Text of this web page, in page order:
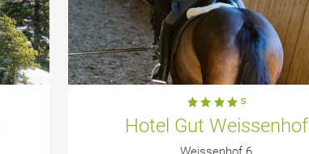
Hotel Gut Weissenhof